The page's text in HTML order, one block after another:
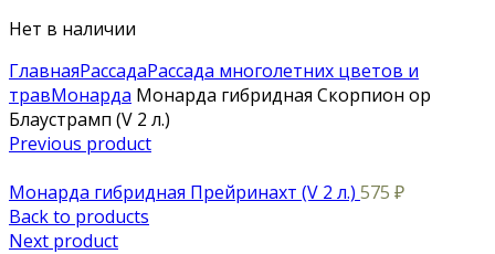
Нет в наличии
ГлавнаяРассадаРассада многолетних цветов и
травМонарда Монарда гибридная Скорпион ор
Блаустрамп (V 2 л.)
Previous product
Монарда гибридная Прейринахт (V 2 л.) 575 ₽
Back to products
Next product